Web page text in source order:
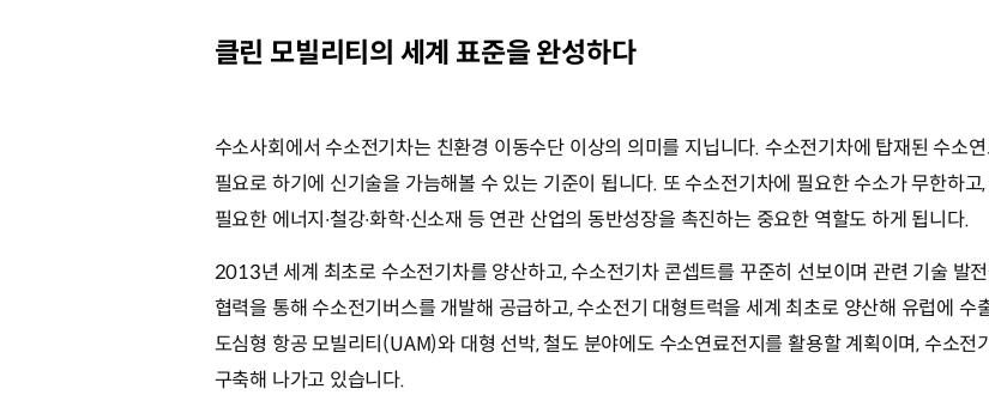
클린 모빌리티의 세계 표준을 완성하다
수소사회에서 수소전기차는 친환경 이동수단 이상의 의미를 지닙니다. 수소전기차에 탑재된 수소
필요로 하기에 신기술을 가늠해볼 수 있는 기준이 됩니다. 또 수소전기차에 필요한 수소가 무한하
필요한 에너지∙철강∙화학∙신소재 등 연관 산업의 동반성장을 촉진하는 중요한 역할도 하게 됩니다.
2013년 세계 최초로 수소전기차를 양산하고, 수소전기차 콘셉트를 꾸준히 선보이며 관련 기술 발
협력을 통해 수소전기버스를 개발해 공급하고, 수소전기 대형트럭을 세계 최초로 양산해 유럽에
도심형 항공 모빌리티(UAM)와 대형 선박, 철도 분야에도 수소연료전지를 활용할 계획이며, 수소
구축해 나가고 있습니다.